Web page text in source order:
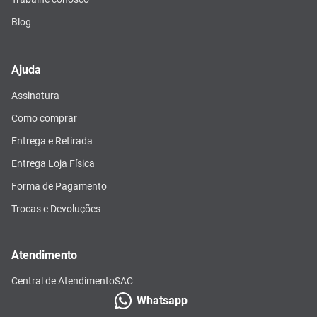
Blog
Ajuda
Assinatura
Como comprar
Entrega e Retirada
Entrega Loja Física
Forma de Pagamento
Trocas e Devoluções
Atendimento
Central de AtendimentoSAC
Whatsapp